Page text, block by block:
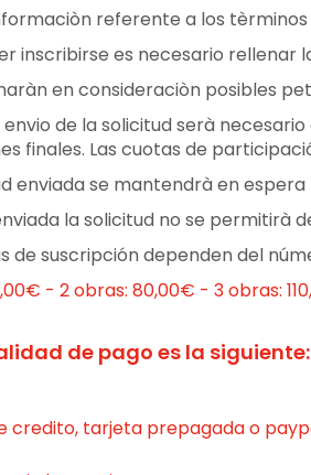
referente a los
inscribirse es necesario rellenar
en consideraciòn posibles
de la solicitud serà
finales. Las cuotas de
enviada se mantendrà en
la solicitud no se permitirà
de suscripción dependen del
- 2 obras: 80,00€ - 3 obras:
de pago es la siguiente:
credito, tarjeta prepagada o